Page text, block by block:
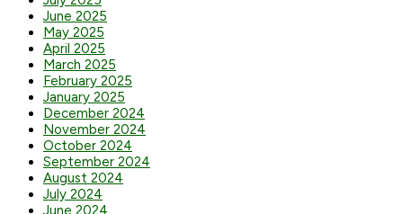
June 2025
May 2025
April 2025
March 2025
February 2025
January 2025
December 2024
November 2024
October 2024
September 2024
August 2024
July 2024
June 2024